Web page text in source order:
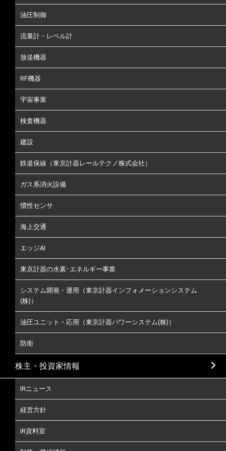
油圧制御
流量計・レベル計
放送機器
RF機器
宇宙事業
検査機器
建設
鉄道保線（東京計器レールテクノ株式会社）
ガス系消火設備
慣性センサ
海上交通
エッジAI
東京計器の水素･エネルギー事業
システム開発・運用（東京計器インフォメーションシステム
(株)）
油圧ユニット・応用（東京計器パワーシステム(株)）
防衛
株主・投資家情報
IRニュース
経営方針
IR資料室